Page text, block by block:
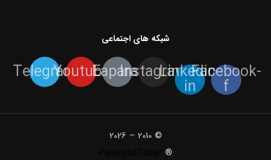
شبکه های اجتماعی
Facebook-
f
Linkedin-
in
Instagram
Eaparat
Youtube
Telegram
© 2010 – 2026
®